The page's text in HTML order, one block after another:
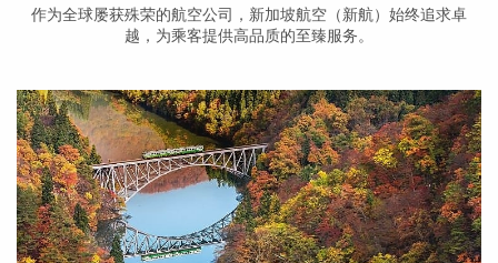
作为全球屡获殊荣的航空公司，新加坡航空（新航）始终追求卓
越，为乘客提供高品质的至臻服务。